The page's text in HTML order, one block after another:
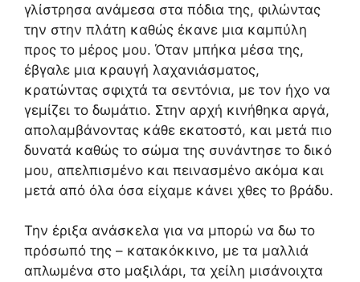
γλίστρησα ανάμεσα στα πόδια της, φιλώντας
την στην πλάτη καθώς έκανε μια καμπύλη
προς το μέρος μου. Όταν μπήκα μέσα της,
έβγαλε μια κραυγή λαχανιάσματος,
κρατώντας σφιχτά τα σεντόνια, με τον ήχο να
γεμίζει το δωμάτιο. Στην αρχή κινήθηκα αργά,
απολαμβάνοντας κάθε εκατοστό, και μετά πιο
δυνατά καθώς το σώμα της συνάντησε το δικό
μου, απελπισμένο και πεινασμένο ακόμα και
μετά από όλα όσα είχαμε κάνει χθες το βράδυ.
Την έριξα ανάσκελα για να μπορώ να δω το
πρόσωπό της – κατακόκκινο, με τα μαλλιά
απλωμένα στο μαξιλάρι, τα χείλη μισάνοιχτα